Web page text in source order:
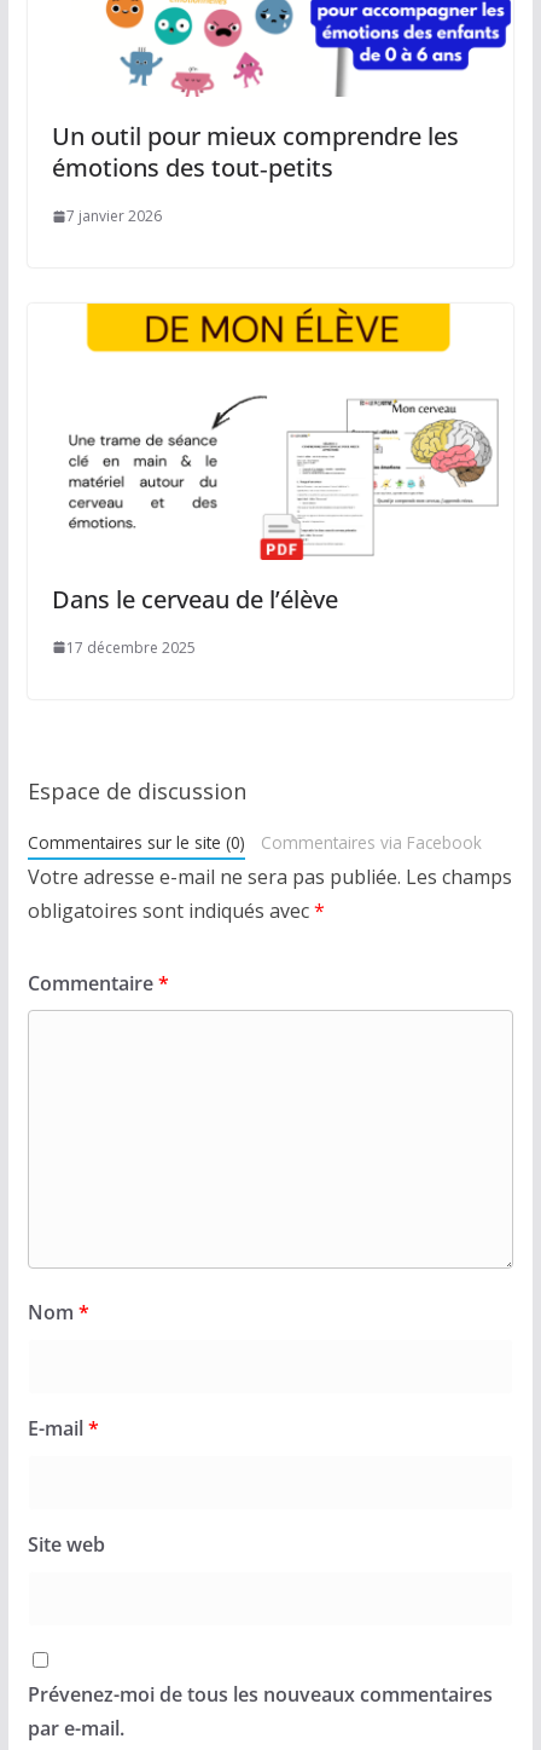
Un outil pour mieux comprendre les
émotions des tout‑petits
7 janvier 2026
Dans le cerveau de l’élève
17 décembre 2025
Espace de discussion
Commentaires sur le site (0) Commentaires via Facebook
Votre adresse e-mail ne sera pas publiée. Les champs
obligatoires sont indiqués avec*
Commentaire*
Nom *
E-mail*
Site web
Prévenez-moi de tous les nouveaux commentaires
par e-mail.